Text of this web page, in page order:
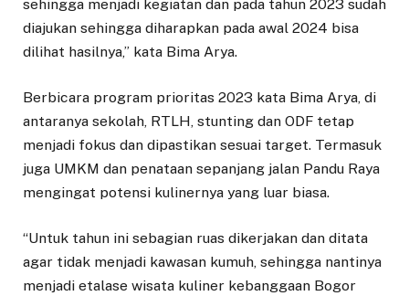
sehingga menjadi kegiatan dan pada tahun 2023 sudah
diajukan sehingga diharapkan pada awal 2024 bisa
dilihat hasilnya,” kata Bima Arya.
Berbicara program prioritas 2023 kata Bima Arya, di
antaranya sekolah, RTLH, stunting dan ODF tetap
menjadi fokus dan dipastikan sesuai target. Termasuk
juga UMKM dan penataan sepanjang jalan Pandu Raya
mengingat potensi kulinernya yang luar biasa.
“Untuk tahun ini sebagian ruas dikerjakan dan ditata
agar tidak menjadi kawasan kumuh, sehingga nantinya
menjadi etalase wisata kuliner kebanggaan Bogor